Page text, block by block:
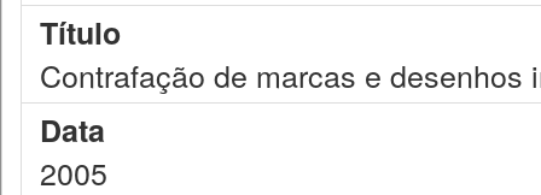
Título
Contrafação de marcas e desenhos
Data
2005